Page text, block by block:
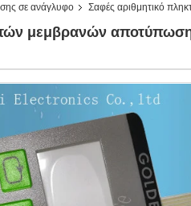
σε ανάγλυφο
Σαφές αριθμητικό
μεμβρανών